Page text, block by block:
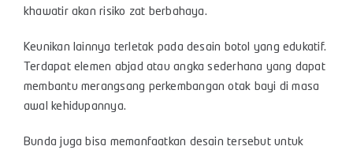
khawatir akan risiko zat berbahaya.
Keunikan lainnya terletak pada desain botol yang edukatif.
Terdapat elemen abjad atau angka sederhana yang dapat
membantu merangsang perkembangan otak bayi di masa
awal kehidupannya.
Bunda juga bisa memanfaatkan desain tersebut untuk